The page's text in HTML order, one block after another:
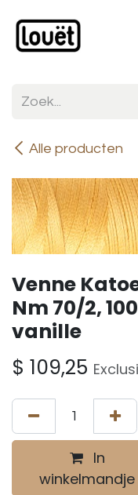
Alle producten
Venne
Nm 70/2,
vanille
$ 109,25
In
winkelmandje